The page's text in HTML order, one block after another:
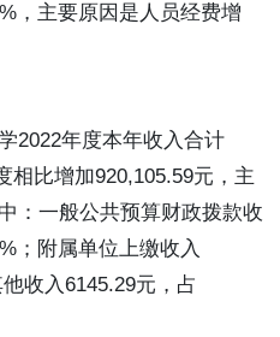
，主要原因是人员经费增
2022年度本年收入合计
相比增加920,105.59元，主
：一般公共预算财政拨款收
；附属单位上缴收入
收入6145.29元，占